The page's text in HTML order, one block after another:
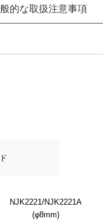
的な取扱注意事項
NJK2221/NJK2221A
(φ8mm)